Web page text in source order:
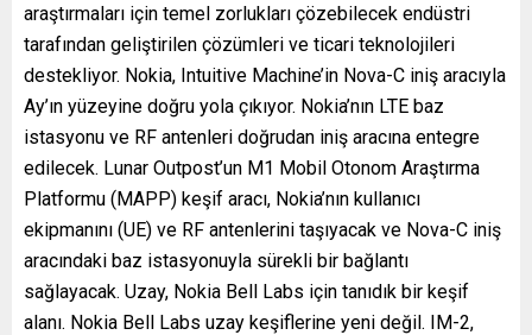
araştırmaları için temel zorlukları çözebilecek endüstri
tarafından geliştirilen çözümleri ve ticari teknolojileri
destekliyor. Nokia, Intuitive Machine’in Nova-C iniş aracıyla
Ay’ın yüzeyine doğru yola çıkıyor. Nokia’nın LTE baz
istasyonu ve RF antenleri doğrudan iniş aracına entegre
edilecek. Lunar Outpost’un M1 Mobil Otonom Araştırma
Platformu (MAPP) keşif aracı, Nokia’nın kullanıcı
ekipmanını (UE) ve RF antenlerini taşıyacak ve Nova-C iniş
aracındaki baz istasyonuyla sürekli bir bağlantı
sağlayacak. Uzay, Nokia Bell Labs için tanıdık bir keşif
alanı. Nokia Bell Labs uzay keşiflerine yeni değil. IM-2,